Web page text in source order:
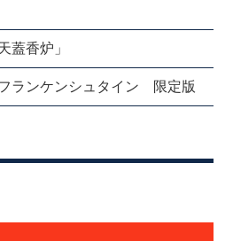
蓋香炉」
ランケンシュタイン 限定版